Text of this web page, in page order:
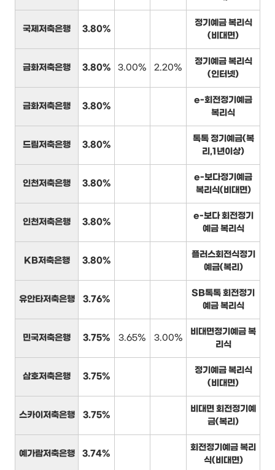
국제저축은행 3.80%
정기예금 복리식
(비대면)
금화저축은행 3.80% 3.00% 2.20%
정기예금 복리식
(인터넷)
금화저축은행 3.80%
e-회전정기예금
복리식
드림저축은행 3.80%
톡톡 정기예금(복
리,1년이상)
인천저축은행 3.80%
e-보다정기예금
복리식(비대면)
인천저축은행 3.80%
e-보다 회전정기
예금 복리식
KB저축은행 3.80%
플러스회전식정기
예금(복리)
유안타저축은행 3.76%
SB톡톡 회전정기
예금 복리식
민국저축은행 3.75% 3.65% 3.00%
비대면정기예금 복
리식
삼호저축은행 3.75%
정기예금 복리식
(비대면)
스카이저축은행 3.75%
비대면 회전정기예
금(복리)
예가람저축은행 3.74%
회전정기예금 복리
식(비대면)